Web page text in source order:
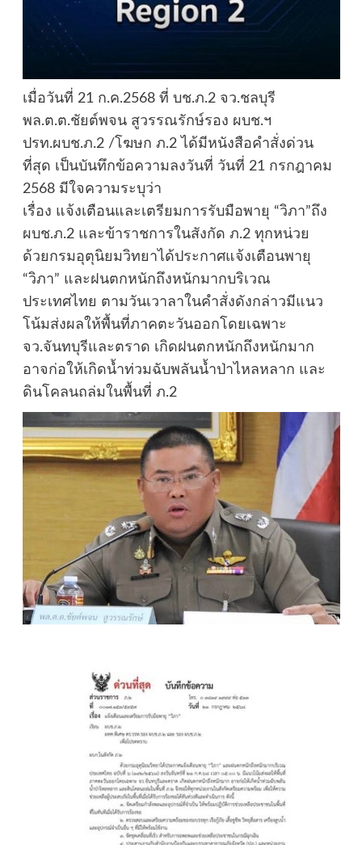
เมื่อวันที่ 21 ก.ค.2568 ที่ บช.ภ.2 จว.ชลบุรี
พล.ต.ต.ชัยต์พจน สูวรรณรักษ์รอง ผบช.ฯ
ปรท.ผบช.ภ.2 /โฆษก ภ.2 ได้มีหนังสือคำสั่งด่วน
ที่สุด เป็นบันทึกข้อความลงวันที่ วันที่ 21 กรกฎาคม
2568 มีใจความระบุว่า
เรื่อง แจ้งเตือนและเตรียมการรับมือพายุ “วิภา”ถึง
ผบช.ภ.2 และข้าราชการในสังกัด ภ.2 ทุกหน่วย
ด้วยกรมอุตุนิยมวิทยาได้ประกาศแจ้งเตือนพายุ
“วิภา” และฝนตกหนักถึงหนักมากบริเวณ
ประเทศไทย ตามวันเวาลาในคำสั่งดังกล่าวมีแนว
โน้มส่งผลให้พื้นที่ภาคตะวันออกโดยเฉพาะ
จว.จันทบุรีและตราด เกิดฝนตกหนักถึงหนักมาก
อาจก่อให้เกิดน้ำท่วมฉับพลันน้ำป่าไหลหลาก และ
ดินโคลนถล่มในพื้นที่ ภ.2